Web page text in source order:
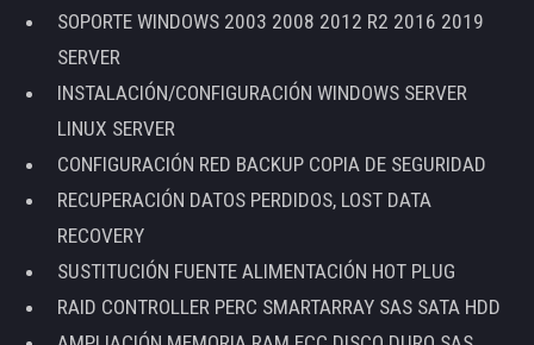
SOPORTE WINDOWS 2003 2008 2012 R2 2016 2019
SERVER
INSTALACIÓN/CONFIGURACIÓN WINDOWS SERVER
LINUX SERVER
CONFIGURACIÓN RED BACKUP COPIA DE SEGURIDAD
RECUPERACIÓN DATOS PERDIDOS, LOST DATA
RECOVERY
SUSTITUCIÓN FUENTE ALIMENTACIÓN HOT PLUG
RAID CONTROLLER PERC SMARTARRAY SAS SATA HDD